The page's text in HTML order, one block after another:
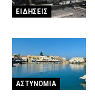
ΕΙΔΗΣΕΙΣ
ΑΣΤΥΝΟΜΙΑ